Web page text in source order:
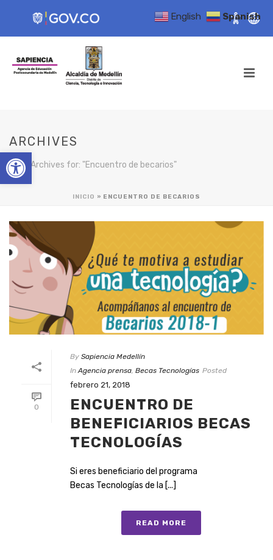
Open toolbar
ARCHIVES
Tag Archives for: "Encuentro de becarios"
INICIO » ENCUENTRO DE BECARIOS
0
By Sapiencia Medellín
In Agencia prensa Becas Tecnologías Posted
febrero 21, 2018
ENCUENTRO DE
BENEFICIARIOS BECAS
TECNOLOGÍAS
Si eres beneficiario del programa
Becas Tecnologías de la [...]
READ MORE
English Spanish